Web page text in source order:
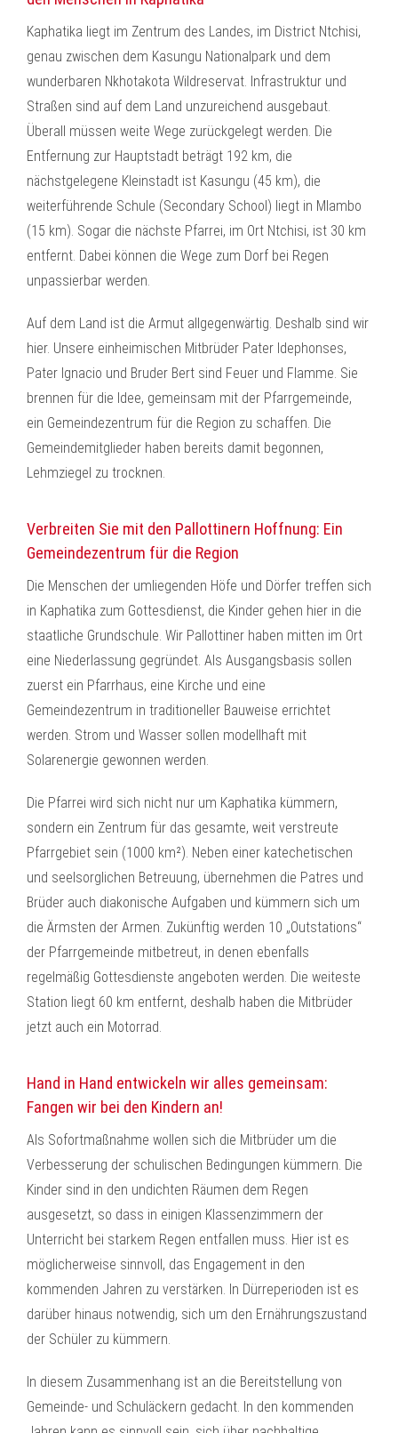
Kaphatika liegt im Zentrum des Landes, im District Ntchisi,
genau zwischen dem Kasungu Nationalpark und dem
wunderbaren Nkhotakota Wildreservat. Infrastruktur und
Straßen sind auf dem Land unzureichend ausgebaut.
Überall müssen weite Wege zurückgelegt werden. Die
Entfernung zur Hauptstadt beträgt 192 km, die
nächstgelegene Kleinstadt ist Kasungu (45 km), die
weiterführende Schule (Secondary School) liegt in Mlambo
(15 km). Sogar die nächste Pfarrei, im Ort Ntchisi, ist 30 km
entfernt. Dabei können die Wege zum Dorf bei Regen
unpassierbar werden.
Auf dem Land ist die Armut allgegenwärtig. Deshalb sind wir
hier. Unsere einheimischen Mitbrüder Pater Idephonses,
Pater Ignacio und Bruder Bert sind Feuer und Flamme. Sie
brennen für die Idee, gemeinsam mit der Pfarrgemeinde,
ein Gemeindezentrum für die Region zu schaffen. Die
Gemeindemitglieder haben bereits damit begonnen,
Lehmziegel zu trocknen.
Verbreiten Sie mit den Pallottinern Hoffnung: Ein
Gemeindezentrum für die Region
Die Menschen der umliegenden Höfe und Dörfer treffen sich
in Kaphatika zum Gottesdienst, die Kinder gehen hier in die
staatliche Grundschule. Wir Pallottiner haben mitten im Ort
eine Niederlassung gegründet. Als Ausgangsbasis sollen
zuerst ein Pfarrhaus, eine Kirche und eine
Gemeindezentrum in traditioneller Bauweise errichtet
werden. Strom und Wasser sollen modellhaft mit
Solarenergie gewonnen werden.
Die Pfarrei wird sich nicht nur um Kaphatika kümmern,
sondern ein Zentrum für das gesamte, weit verstreute
Pfarrgebiet sein (1000 km²). Neben einer katechetischen
und seelsorglichen Betreuung, übernehmen die Patres und
Brüder auch diakonische Aufgaben und kümmern sich um
die Ärmsten der Armen. Zukünftig werden 10 „Outstations“
der Pfarrgemeinde mitbetreut, in denen ebenfalls
regelmäßig Gottesdienste angeboten werden. Die weiteste
Station liegt 60 km entfernt, deshalb haben die Mitbrüder
jetzt auch ein Motorrad.
Hand in Hand entwickeln wir alles gemeinsam:
Fangen wir bei den Kindern an!
Als Sofortmaßnahme wollen sich die Mitbrüder um die
Verbesserung der schulischen Bedingungen kümmern. Die
Kinder sind in den undichten Räumen dem Regen
ausgesetzt, so dass in einigen Klassenzimmern der
Unterricht bei starkem Regen entfallen muss. Hier ist es
möglicherweise sinnvoll, das Engagement in den
kommenden Jahren zu verstärken. In Dürreperioden ist es
darüber hinaus notwendig, sich um den Ernährungszustand
der Schüler zu kümmern.
In diesem Zusammenhang ist an die Bereitstellung von
Gemeinde- und Schuläckern gedacht. In den kommenden